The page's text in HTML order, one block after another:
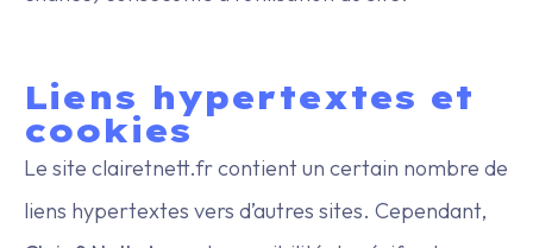
‍Liens hypertextes et
cookies
Le site clairetnett.fr contient un certain nombre de
liens hypertextes vers d’autres sites. Cependant,